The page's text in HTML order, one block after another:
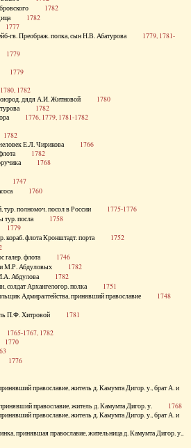
1782
1782
1777
гв. Преображ. полка, сын Н.В. Абатурова 1779, 1781-
1779
1779
1780, 1782
дядя А.И. Житновой 1780
1782
1776, 1779, 1781-1782
1782
Е.Л. Чирикова 1766
флота 1782
1768
1747
насоса 1760
тур. полномоч. посол в России 1775-1776
тур. посла 1758
1779
кораб. флота Кронштадт. порта 1752
галер. флота 1746
и М.Р. Абдуловых 1782
И.А. Абдулова 1782
солдат Архангелогор. полка 1751
Адмиралтейства, принявший православие 1748
П.Ф. Хитровой 1781
1765-1767, 1782
1770
1776
православие, житель д. Камумта Дигор. у., брат А. и
принявший православие, житель д. Камумта Дигор. у. 1768
православие, житель д. Камумта Дигор. у., брат А. и
принявшая православие, жительница д. Камумта Дигор. у.,